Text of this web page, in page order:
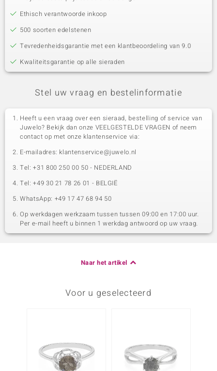
Ethisch verantwoorde inkoop
500 soorten edelstenen
Tevredenheidsgarantie met een klantbeoordeling van 9.0
Kwaliteitsgarantie op alle sieraden
Stel uw vraag en bestelinformatie
Heeft u een vraag over een sieraad, bestelling of service van
Juwelo? Bekijk dan onze VEELGESTELDE VRAGEN of neem
contact op met onze klantenservice via:
E-mailadres: klantenservice@juwelo.nl
Tel: +31 800 250 00 50 - NEDERLAND
Tel: +49 30 21 78 26 01 - BELGIË
WhatsApp: +49 17 47 68 94 50
Op werkdagen werkzaam tussen tussen 09:00 en 17:00 uur.
Per e-mail heeft u binnen 1 werkdag antwoord op uw vraag.
Naar het artikel
Voor u geselecteerd